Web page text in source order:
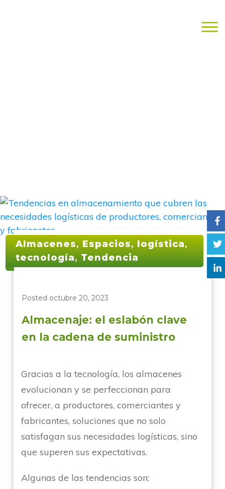
Almacenes, Espacios, logística,
tecnología, Tendencia
Posted octubre 20, 2023
Almacenaje: el eslabón clave
en la cadena de suministro
Gracias a la tecnología, los almacenes
evolucionan y se perfeccionan para
ofrecer, a productores, comerciantes y
fabricantes, soluciones que no solo
satisfagan sus necesidades logísticas, sino
que superen sus expectativas.
Algunas de las tendencias son: